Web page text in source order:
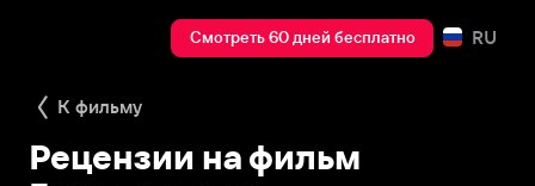
Смотреть 60 дней бесплатно RU
К фильму
Рецензии на фильм